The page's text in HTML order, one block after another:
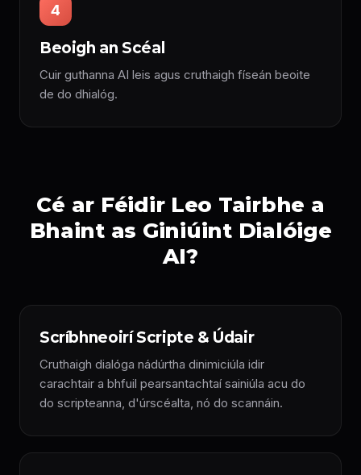
4
Beoigh an Scéal
Cuir guthanna AI leis agus cruthaigh físeán beoite
de do dhialóg.
Cé ar Féidir Leo Tairbhe a
Bhaint as Giniúint Dialóige
AI?
Scríbhneoirí Scripte & Údair
Cruthaigh dialóga nádúrtha dinimiciúla idir
carachtair a bhfuil pearsantachtaí sainiúla acu do
do scripteanna, d'úrscéalta, nó do scannáin.